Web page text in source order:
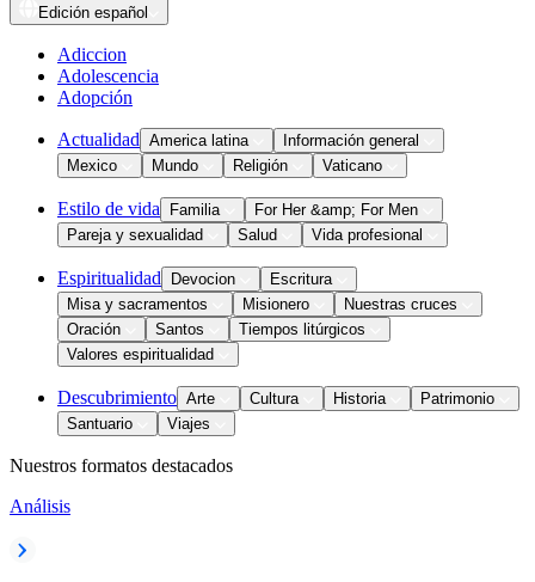
Edición español
Adiccion
Adolescencia
Adopción
Actualidad America latina
Información general
Mexico
Mundo Religión Vaticano
Estilo de vida Familia
For Her &amp; For Men
Pareja y sexualidad
Salud Vida profesional
Espiritualidad Devocion
Escritura
Misa y sacramentos
Misionero
Nuestras cruces
Oración
Santos
Tiempos litúrgicos
Valores espiritualidad
Descubrimiento Arte Cultura Historia
Patrimonio
Santuario
Viajes
Nuestros formatos destacados
Análisis